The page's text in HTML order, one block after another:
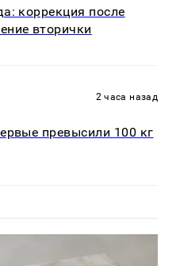
коррекция после
вторички
2 часа назад
превысили 100 кг